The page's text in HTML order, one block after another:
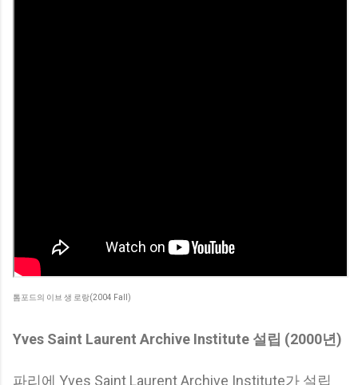
톰포드의 이브 생 로랑(2004 Fall)
Yves Saint Laurent Archive Institute 설립 (2000년)
파리에 Yves Saint Laurent Archive Institute가 설립